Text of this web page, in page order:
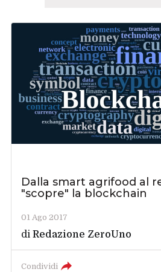
Dalla smart agrifood al
"scopre" la blockchain
01 Ago 2017
diRedazione ZeroUno
Condividi